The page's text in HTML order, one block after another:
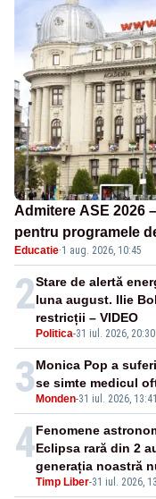
Admitere ASE 2026
pentru programele
Educatie·1 aug. 2026, 10:45
2
Politica-31 iul. 2026, 20:30
Stare de alertă
luna august. Ilie
restricții – VIDEO
3 Monden-31 iul. 2026, 13:41
Monica Pop a
se simte medicul
4
Timp Liber-31 iul. 2026,
Fenomene
Eclipsa rară din 2
generația noastră